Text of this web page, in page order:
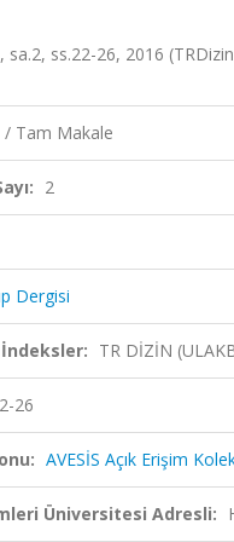
sa.2, ss.22-26, 2016
/ Tam Makale
2
Dergisi
İndeksler: TR DİZİN
26
AVESİS Açık Erişim
Üniversitesi Adresli: